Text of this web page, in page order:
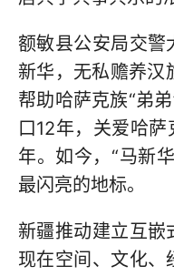
额敏县公安局交警
新华，无私赡养汉
帮助哈萨克族“弟
口12年，关爱哈萨
年。如今，“马新
最闪亮的地标。
新疆推动建立互嵌
现在空间、文化、